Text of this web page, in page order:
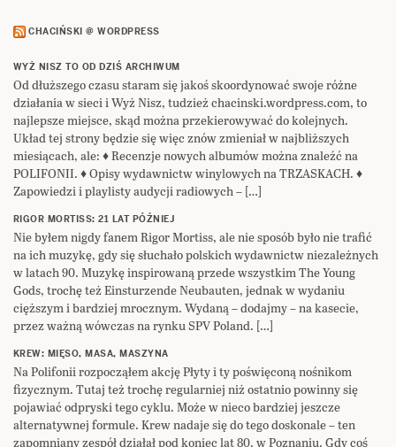
CHACIŃSKI @ WORDPRESS
WYŻ NISZ TO OD DZIŚ ARCHIWUM
Od dłuższego czasu staram się jakoś skoordynować swoje różne
działania w sieci i Wyż Nisz, tudzież chacinski.wordpress.com, to
najlepsze miejsce, skąd można przekierowywać do kolejnych.
Układ tej strony będzie się więc znów zmieniał w najbliższych
miesiącach, ale: ♦ Recenzje nowych albumów można znaleźć na
POLIFONII. ♦ Opisy wydawnictw winylowych na TRZASKACH. ♦
Zapowiedzi i playlisty audycji radiowych – […]
RIGOR MORTISS: 21 LAT PÓŹNIEJ
Nie byłem nigdy fanem Rigor Mortiss, ale nie sposób było nie trafić
na ich muzykę, gdy się słuchało polskich wydawnictw niezależnych
w latach 90. Muzykę inspirowaną przede wszystkim The Young
Gods, trochę też Einsturzende Neubauten, jednak w wydaniu
cięższym i bardziej mrocznym. Wydaną – dodajmy – na kasecie,
przez ważną wówczas na rynku SPV Poland. […]
KREW: MIĘSO, MASA, MASZYNA
Na Polifonii rozpocząłem akcję Płyty i ty poświęconą nośnikom
fizycznym. Tutaj też trochę regularniej niż ostatnio powinny się
pojawiać odpryski tego cyklu. Może w nieco bardziej jeszcze
alternatywnej formule. Krew nadaje się do tego doskonale – ten
zapomniany zespół działał pod koniec lat 80. w Poznaniu. Gdy coś